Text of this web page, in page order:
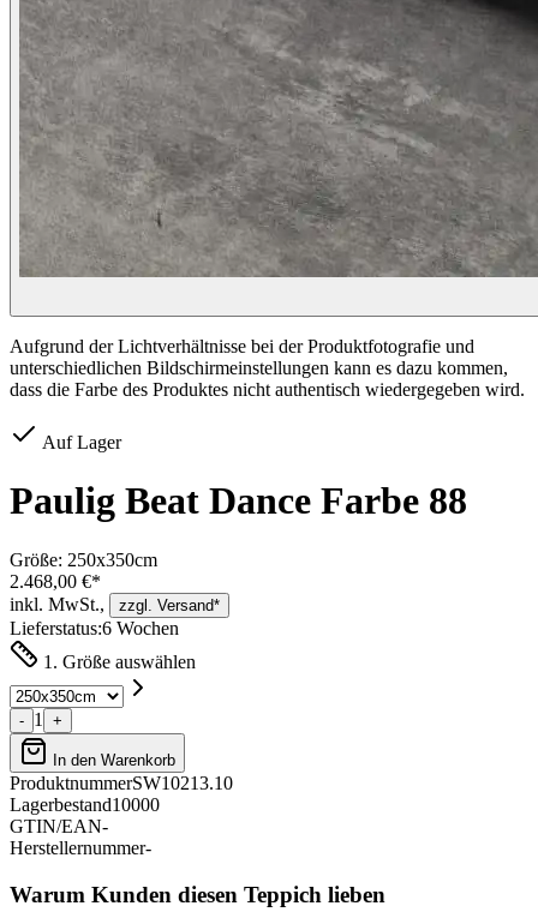
Aufgrund der Lichtverhältnisse bei der Produktfotografie und
unterschiedlichen Bildschirmeinstellungen kann es dazu kommen,
dass die Farbe des Produktes nicht authentisch wiedergegeben wird.
Auf Lager
Paulig Beat Dance Farbe 88
Größe: 250x350cm
2.468,00 €*
inkl. MwSt.,
zzgl. Versand*
Lieferstatus:6 Wochen
1. Größe auswählen
- 1 +
In den Warenkorb
ProduktnummerSW10213.10
Lagerbestand10000
GTIN/EAN-
Herstellernummer-
Warum Kunden diesen Teppich lieben